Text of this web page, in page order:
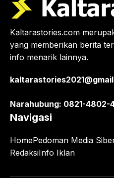
Kaltarastories.com
yang memberikan berita
info menarik lainnya.
Narahubung: 0821-4802-
Navigasi
HomePedoman Media
RedaksiInfo Iklan